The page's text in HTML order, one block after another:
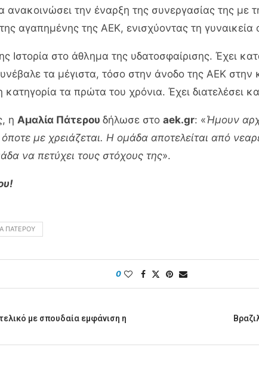
ανακοινώσει την έναρξη της συνεργασίας της με
της αγαπημένης της ΑΕΚ, ενισχύοντας τη
Ιστορία στο άθλημα της υδατοσφαίρισης. Έχει
τα μέγιστα, τόσο στην άνοδο της ΑΕΚ στην
τα πρώτα του χρόνια. Έχει διατελέσει
η Αμαλία Πάτερου δήλωσε στο aek.gr: «Ήμουν
με χρειάζεται. Η ομάδα αποτελείται από
να πετύχει τους στόχους της».
ΠΆΤΕΡΟΥ
0
με σπουδαία εμφάνιση η